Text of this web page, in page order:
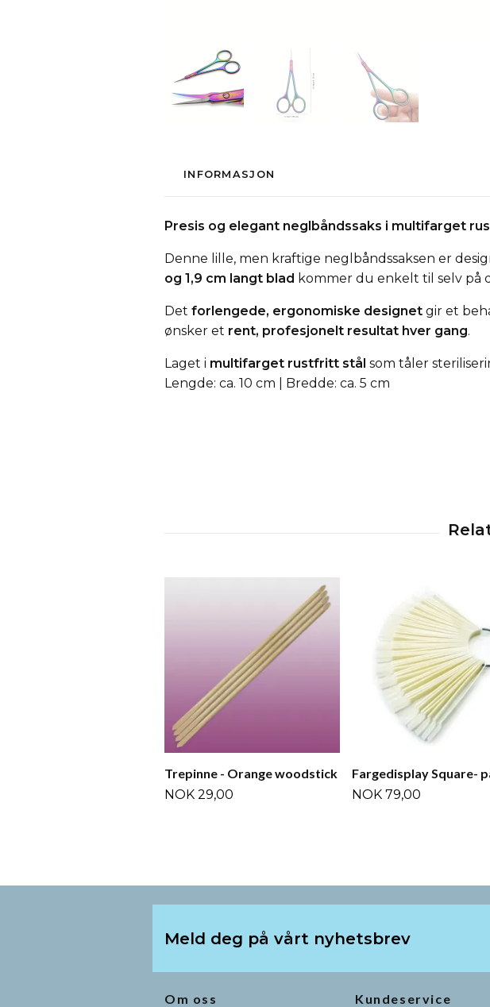
INFORMASJON
Presis og elegant neglbåndssaks i multifarget
Denne lille, men kraftige neglbåndssaksen er
og 1,9 cm langt blad kommer du enkelt til selv på
Det forlengede, ergonomiske designet gir et
ønsker et rent, profesjonelt resultat hver gang.
Laget i multifarget rustfritt stål som tåler
Lengde: ca. 10 cm | Bredde: ca. 5 cm
Trepinne - Orange woodstick
NOK 29,00
Fargedisplay Square-
NOK 79,00
Meld deg på vårt nyhetsbrev
Om oss Kundeservice